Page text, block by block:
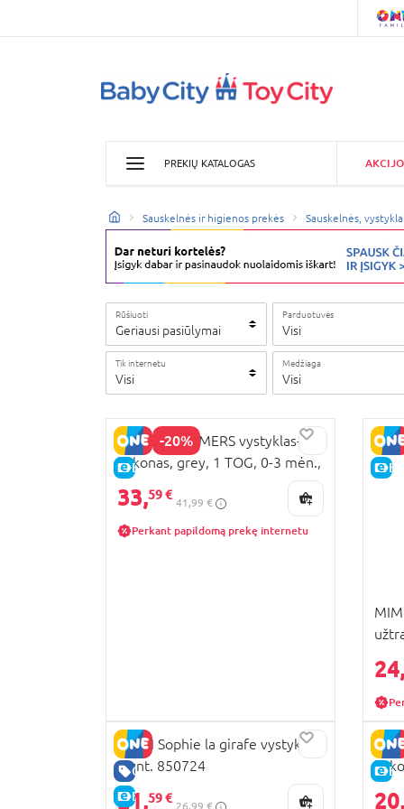
PREKIŲ KATALOGAS
Sauskelnės ir higienos prekės Sauskelnės,
Rūšiuoti
Geriausi pasiūlymai
Parduotuvės
Visi
Tik internetu
Visi
Medžiaga
Visi
-20%
E-KAINA
SWEETDREAMERS vystyklas-
kokonas, grey, 1 TOG, 0-3 mėn.,
820644
33,59 €
41,99 €
Perkant papildomą prekę internetu
24,
GERA KAINA
E-KAINA
VULLI Sophie la girafe vystyklai
4 vnt. 850724
21,59 €
26,99 € 20,